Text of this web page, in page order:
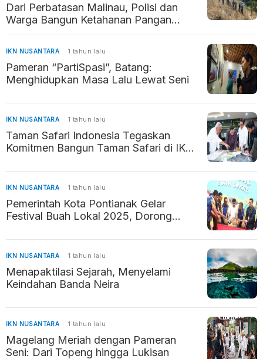
Dari Perbatasan Malinau, Polisi dan
Warga Bangun Ketahanan Pangan
Penyangga Kaltara–Kaltim
IKN NUSANTARA 1 tahun lalu
Pameran “PartiSpasi”, Batang:
Menghidupkan Masa Lalu Lewat Seni
IKN NUSANTARA 1 tahun lalu
Taman Safari Indonesia Tegaskan
Komitmen Bangun Taman Safari di IKN
IKN NUSANTARA 1 tahun lalu
Pemerintah Kota Pontianak Gelar
Festival Buah Lokal 2025, Dorong
IKN NUSANTARA 1 tahun lalu
Menapaktilasi Sejarah, Menyelami
Keindahan Banda Neira
IKN NUSANTARA 1 tahun lalu
Magelang Meriah dengan Pameran
Seni: Dari Topeng hingga Lukisan